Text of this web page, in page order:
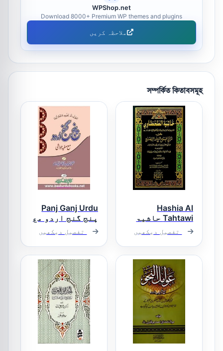
WPShop.net
Download 8000+ Premium WP themes and plugins
ملاحظہ کریں
সম্পর্কিত কিতাবসমূহ
Hashia Al
Tahtawi حاشیۃ
الطحطاوی
تفصیل دیکھیں
Panj Ganj Urdu
پنج گنج اردو مع
حواشیتفصیل دیکھیں